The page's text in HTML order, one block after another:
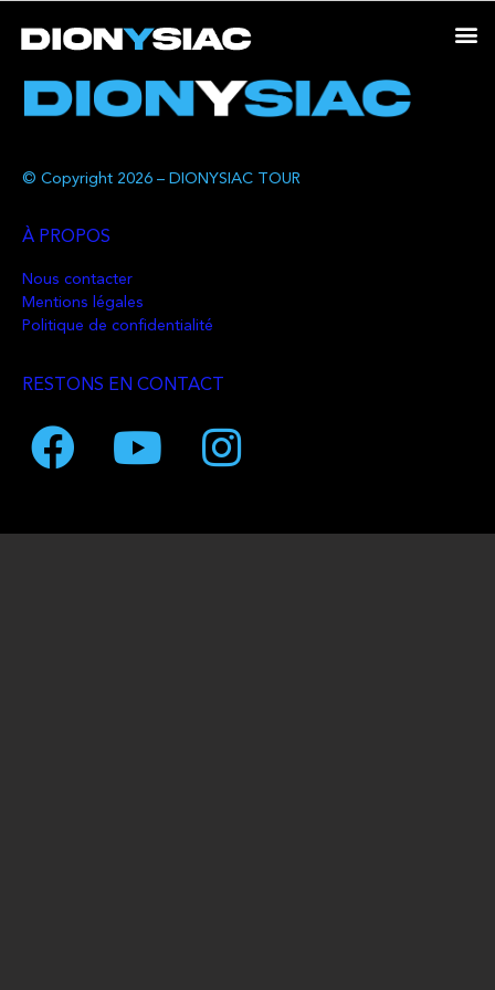
© Copyright 2026 – DIONYSIAC TOUR
À PROPOS
Nous contacter
Mentions légales
Politique de confidentialité
RESTONS EN CONTACT